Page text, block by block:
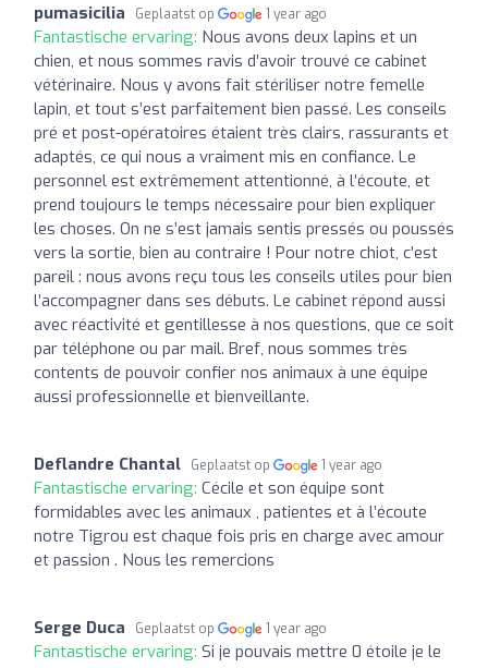
pumasicilia Geplaatst op 1 year ago
Fantastische ervaring: Nous avons deux lapins et un
chien, et nous sommes ravis d’avoir trouvé ce cabinet
vétérinaire. Nous y avons fait stériliser notre femelle
lapin, et tout s’est parfaitement bien passé. Les conseils
pré et post-opératoires étaient très clairs, rassurants et
adaptés, ce qui nous a vraiment mis en confiance. Le
personnel est extrêmement attentionné, à l’écoute, et
prend toujours le temps nécessaire pour bien expliquer
les choses. On ne s’est jamais sentis pressés ou poussés
vers la sortie, bien au contraire ! Pour notre chiot, c’est
pareil : nous avons reçu tous les conseils utiles pour bien
l’accompagner dans ses débuts. Le cabinet répond aussi
avec réactivité et gentillesse à nos questions, que ce soit
par téléphone ou par mail. Bref, nous sommes très
contents de pouvoir confier nos animaux à une équipe
aussi professionnelle et bienveillante.
Deflandre Chantal Geplaatst op 1 year ago
Fantastische ervaring: Cécile et son équipe sont
formidables avec les animaux , patientes et à l’écoute
notre Tigrou est chaque fois pris en charge avec amour
et passion . Nous les remercions
Serge Duca Geplaatst op 1 year ago
Fantastische ervaring: Si je pouvais mettre 0 étoile je le